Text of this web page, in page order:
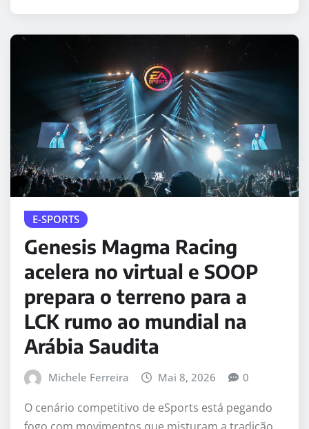
E-SPORTS
Genesis Magma Racing
acelera no virtual e SOOP
prepara o terreno para a
LCK rumo ao mundial na
Arábia Saudita
Michele Ferreira Mai 8, 2026 0
O cenário competitivo de eSports está pegando